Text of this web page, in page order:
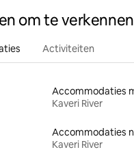
om te verkennen
Activiteiten
Kaveri River
Kaveri River